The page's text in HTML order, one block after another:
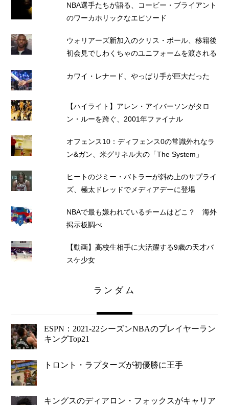
NBA選手たちが語る、コービー・ブライアント
のワーカホリックなエピソード
ウォリアーズ新加入のクリス・ポール、移籍後
初会見でしわくちゃのユニフォームを渡される
カワイ・レナード、やっぱり手が巨大だった
【ハイライト】アレン・アイバーソンがタロ
ン・ルーを跨ぐ、2001年ファイナル
オフェンス10：ディフェンス0の常識外れなラ
ン&ガン、米グリネル大の「The System」
ヒートのジミー・バトラーが斜め上のサプライ
ズ、極太ドレッドでメディアデーに登場
NBAで最も嫌われているチームはどこ？ 海外
掲示板調べ
【動画】高校生相手に大活躍する9歳の天才バ
スケ少女
ランダム
ESPN：2021-22シーズンNBAのプレイヤーラン
キングTop21
トロント・ラプターズが初優勝に王手
キングスのディアロン・フォックスがキャリア